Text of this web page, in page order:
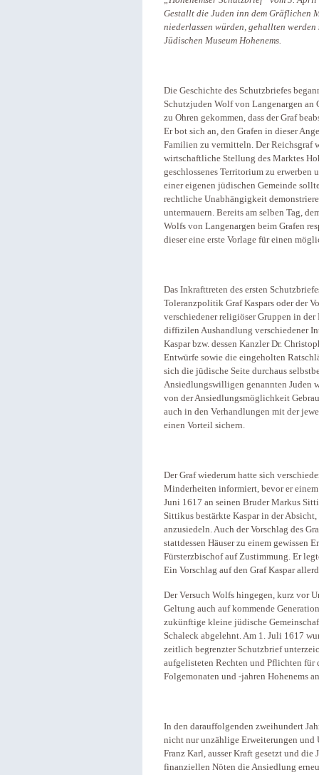
Gestallt die Juden inn dem Gräflichen
niederlassen würden, gehallten
Jüdischen Museum Hohenems.
Die Geschichte des Schutzbriefes
Schutzjuden Wolf von Langenargen an
zu Ohren gekommen, dass der Graf
Er bot sich an, den Grafen in dieser
Familien zu vermitteln. Der Reichsgraf
wirtschaftliche Stellung des Marktes
geschlossenes Territorium zu erwerben
einer eigenen jüdischen Gemeinde
rechtliche Unabhängigkeit
untermauern. Bereits am selben Tag,
Wolfs von Langenargen beim Grafen
dieser eine erste Vorlage für einen
Das Inkrafttreten des ersten
Toleranzpolitik Graf Kaspars oder der
verschiedener religiöser Gruppen in
diffizilen Aushandlung verschiedener
Kaspar bzw. dessen Kanzler Dr.
Entwürfe sowie die eingeholten
sich die jüdische Seite durchaus
Ansiedlungswilligen genannten Juden
von der Ansiedlungsmöglichkeit
auch in den Verhandlungen mit der
einen Vorteil sichern.
Der Graf wiederum hatte sich
Minderheiten informiert, bevor er
Juni 1617 an seinen Bruder Markus
Sittikus bestärkte Kaspar in der
anzusiedeln. Auch der Vorschlag des
stattdessen Häuser zu einem gewissen
Fürsterzbischof auf Zustimmung. Er
Ein Vorschlag auf den Graf Kaspar
Der Versuch Wolfs hingegen, kurz vor
Geltung auch auf kommende
zukünftige kleine jüdische
Schaleck abgelehnt. Am 1. Juli 1617
zeitlich begrenzter Schutzbrief
aufgelisteten Rechten und Pflichten für
Folgemonaten und -jahren Hohenems
In den darauffolgenden zweihundert
nicht nur unzählige Erweiterungen und
Franz Karl, ausser Kraft gesetzt und die
finanziellen Nöten die Ansiedlung